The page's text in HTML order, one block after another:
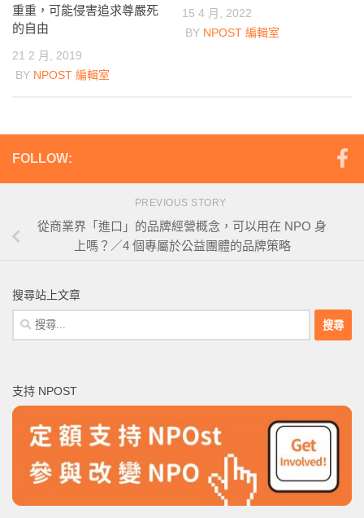
重重，可能侵害追求尊嚴死
的自由
21 2 月, 2019
BY NPOST 編輯室
15 4 月, 2022
BY NPOST 編輯室
FOLLOW:
PREVIOUS STORY
從商業界「進口」的品牌經營概念，可以用在 NPO 身
上嗎？／4 個專屬於公益團體的品牌策略
搜尋站上文章
搜
尋
字:
支持 NPOST